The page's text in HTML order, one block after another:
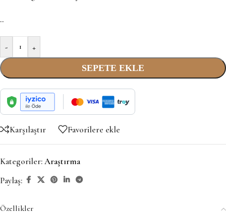
..
- +
SEPETE EKLE
Karşılaştır Favorilere ekle
Kategoriler:Araştırma
Paylaş:
Özellikler